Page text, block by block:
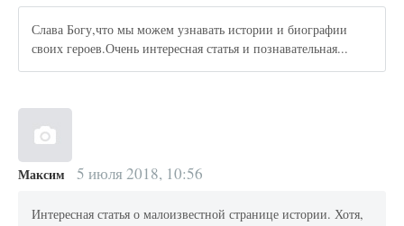
Слава Богу,что мы можем узнавать истории и биографии
своих героев.Очень интересная статья и познавательная...
Максим 5 июля 2018, 10:56
Интересная статья о малоизвестной странице истории. Хотя,